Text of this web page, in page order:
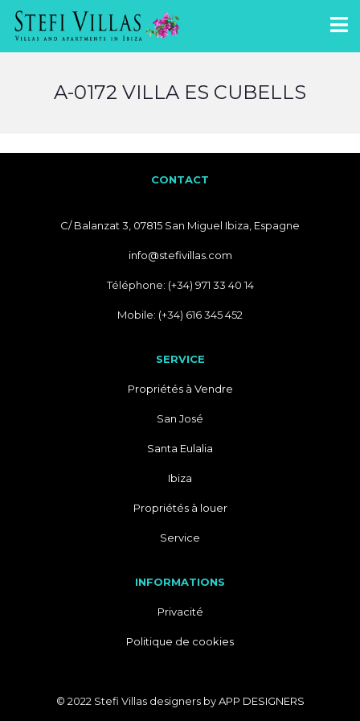
A-0172 VILLA ES CUBELLS
CONTACT
C/ Balanzat 3, 07815 San Miguel Ibiza, Espagne
info@stefivillas.com
Téléphone: (+34) 971 33 40 14
Mobile: (+34) 616 345 452
SERVICE
Propriétés à Vendre
San José
Santa Eulalia
Ibiza
Propriétés à louer
Service
INFORMATIONS
Privacité
Politique de cookies
© 2022 Stefi Villas designers byAPP DESIGNERS